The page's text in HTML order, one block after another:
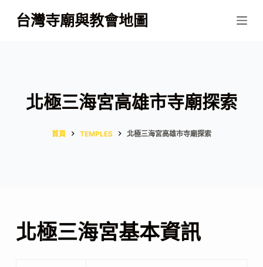
跳
至
台灣寺廟與教會地圖
北極三海宮高雄市寺廟探索
首頁 TEMPLES 北極三海宮高雄市寺廟探索
北極三海宮基本資訊